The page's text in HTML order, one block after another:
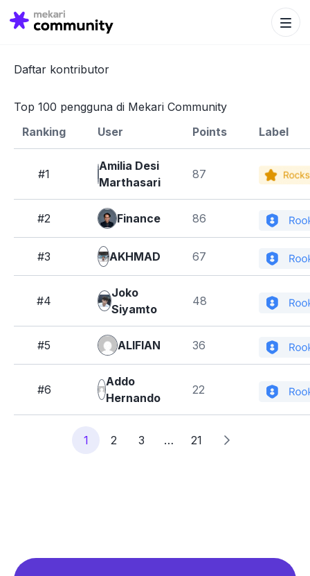
Search
for:
Search
Daftar kontributor
Top 100 pengguna di Mekari Community
Ranking
User Points Label
#1
Amilia Desi
Marthasari
87
#2 Finance 86
#3 AKHMAD 67
#4
Joko
Siyamto
48
#5 ALIFIAN 36
#6
Addo
Hernando
22
1 2 3 … 21